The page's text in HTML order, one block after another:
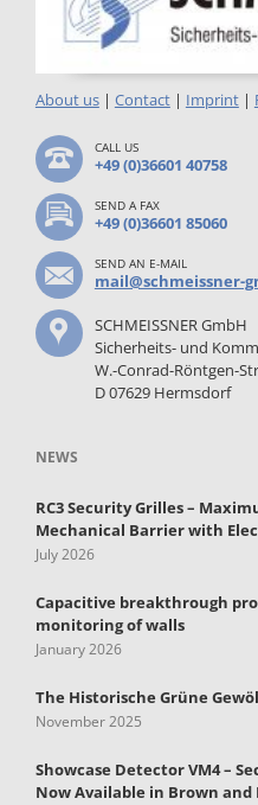
About us| Contact| Imprint|
CALL US
+49 (0)36601 40758
SEND A FAX
+49 (0)36601 85060
SEND AN E-MAIL
mail@schmeissner-
SCHMEISSNER GmbH
Sicherheits- und
W.-Conrad-Röntgen-
D 07629 Hermsdorf
NEWS
RC3 Security Grilles –
Mechanical Barrier with
July 2026
Capacitive breakthrough
monitoring of walls
January 2026
The Historische Grüne
November 2025
Showcase Detector VM4 –
Now Available in Brown and